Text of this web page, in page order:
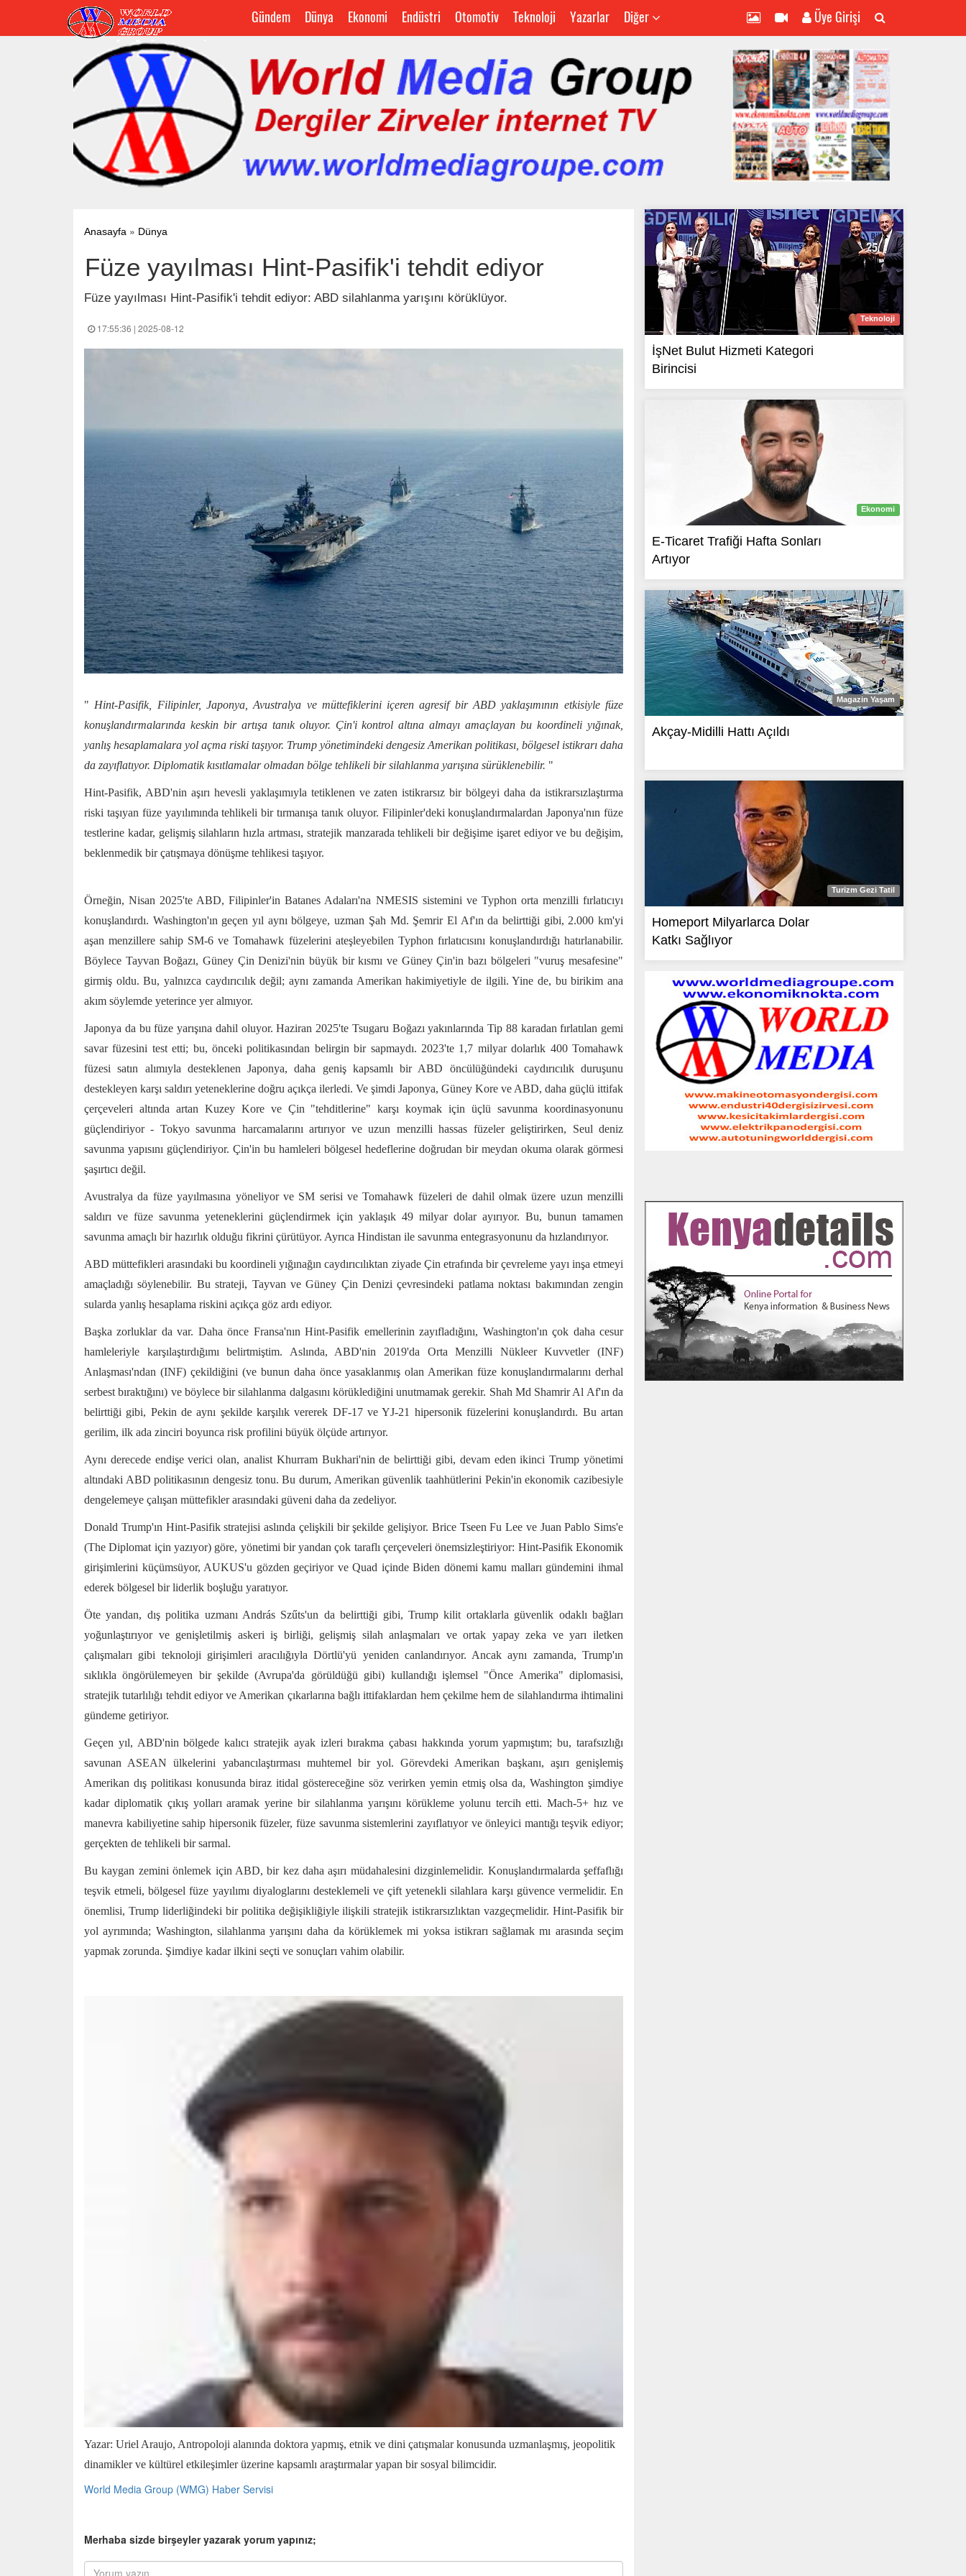
Gündem Dünya Ekonomi Endüstri Otomotiv Teknoloji Yazarlar Diğer Üye Girişi
Anasayfa » Dünya
Füze yayılması Hint-Pasifik'i tehdit ediyor
Füze yayılması Hint-Pasifik'i tehdit ediyor: ABD silahlanma yarışını körüklüyor.
17:55:36 | 2025-08-12
" Hint-Pasifik, Filipinler, Japonya, Avustralya ve müttefiklerini içeren agresif bir ABD yaklaşımının etkisiyle füze
konuşlandırmalarında keskin bir artışa tanık oluyor. Çin'i kontrol altına almayı amaçlayan bu koordineli yığınak,
yanlış hesaplamalara yol açma riski taşıyor. Trump yönetimindeki dengesiz Amerikan politikası, bölgesel istikrarı daha
da zayıflatıyor. Diplomatik kısıtlamalar olmadan bölge tehlikeli bir silahlanma yarışına sürüklenebilir. "
Hint-Pasifik, ABD'nin aşırı hevesli yaklaşımıyla tetiklenen ve zaten istikrarsız bir bölgeyi daha da istikrarsızlaştırma
riski taşıyan füze yayılımında tehlikeli bir tırmanışa tanık oluyor. Filipinler'deki konuşlandırmalardan Japonya'nın füze
testlerine kadar, gelişmiş silahların hızla artması, stratejik manzarada tehlikeli bir değişime işaret ediyor ve bu değişim,
beklenmedik bir çatışmaya dönüşme tehlikesi taşıyor.
Örneğin, Nisan 2025'te ABD, Filipinler'in Batanes Adaları'na NMESIS sistemini ve Typhon orta menzilli fırlatıcıyı
konuşlandırdı. Washington'ın geçen yıl aynı bölgeye, uzman Şah Md. Şemrir El Af'ın da belirttiği gibi, 2.000 km'yi
aşan menzillere sahip SM-6 ve Tomahawk füzelerini ateşleyebilen Typhon fırlatıcısını konuşlandırdığı hatırlanabilir.
Böylece Tayvan Boğazı, Güney Çin Denizi'nin büyük bir kısmı ve Güney Çin'in bazı bölgeleri "vuruş mesafesine"
girmiş oldu. Bu, yalnızca caydırıcılık değil; aynı zamanda Amerikan hakimiyetiyle de ilgili. Yine de, bu birikim ana
akım söylemde yeterince yer almıyor.
Japonya da bu füze yarışına dahil oluyor. Haziran 2025'te Tsugaru Boğazı yakınlarında Tip 88 karadan fırlatılan gemi
savar füzesini test etti; bu, önceki politikasından belirgin bir sapmaydı. 2023'te 1,7 milyar dolarlık 400 Tomahawk
füzesi satın alımıyla desteklenen Japonya, daha geniş kapsamlı bir ABD öncülüğündeki caydırıcılık duruşunu
destekleyen karşı saldırı yeteneklerine doğru açıkça ilerledi. Ve şimdi Japonya, Güney Kore ve ABD, daha güçlü ittifak
çerçeveleri altında artan Kuzey Kore ve Çin "tehditlerine" karşı koymak için üçlü savunma koordinasyonunu
güçlendiriyor - Tokyo savunma harcamalarını artırıyor ve uzun menzilli hassas füzeler geliştirirken, Seul deniz
savunma yapısını güçlendiriyor. Çin'in bu hamleleri bölgesel hedeflerine doğrudan bir meydan okuma olarak görmesi
şaşırtıcı değil.
Avustralya da füze yayılmasına yöneliyor ve SM serisi ve Tomahawk füzeleri de dahil olmak üzere uzun menzilli
saldırı ve füze savunma yeteneklerini güçlendirmek için yaklaşık 49 milyar dolar ayırıyor. Bu, bunun tamamen
savunma amaçlı bir hazırlık olduğu fikrini çürütüyor. Ayrıca Hindistan ile savunma entegrasyonunu da hızlandırıyor.
ABD müttefikleri arasındaki bu koordineli yığınağın caydırıcılıktan ziyade Çin etrafında bir çevreleme yayı inşa etmeyi
amaçladığı söylenebilir. Bu strateji, Tayvan ve Güney Çin Denizi çevresindeki patlama noktası bakımından zengin
sularda yanlış hesaplama riskini açıkça göz ardı ediyor.
Başka zorluklar da var. Daha önce Fransa'nın Hint-Pasifik emellerinin zayıfladığını, Washington'ın çok daha cesur
hamleleriyle karşılaştırdığımı belirtmiştim. Aslında, ABD'nin 2019'da Orta Menzilli Nükleer Kuvvetler (INF)
Anlaşması'ndan (INF) çekildiğini (ve bunun daha önce yasaklanmış olan Amerikan füze konuşlandırmalarını derhal
serbest bıraktığını) ve böylece bir silahlanma dalgasını körüklediğini unutmamak gerekir. Shah Md Shamrir Al Af'ın da
belirttiği gibi, Pekin de aynı şekilde karşılık vererek DF-17 ve YJ-21 hipersonik füzelerini konuşlandırdı. Bu artan
gerilim, ilk ada zinciri boyunca risk profilini büyük ölçüde artırıyor.
Aynı derecede endişe verici olan, analist Khurram Bukhari'nin de belirttiği gibi, devam eden ikinci Trump yönetimi
altındaki ABD politikasının dengesiz tonu. Bu durum, Amerikan güvenlik taahhütlerini Pekin'in ekonomik cazibesiyle
dengelemeye çalışan müttefikler arasındaki güveni daha da zedeliyor.
Donald Trump'ın Hint-Pasifik stratejisi aslında çelişkili bir şekilde gelişiyor. Brice Tseen Fu Lee ve Juan Pablo Sims'e
(The Diplomat için yazıyor) göre, yönetimi bir yandan çok taraflı çerçeveleri önemsizleştiriyor: Hint-Pasifik Ekonomik
girişimlerini küçümsüyor, AUKUS'u gözden geçiriyor ve Quad içinde Biden dönemi kamu malları gündemini ihmal
ederek bölgesel bir liderlik boşluğu yaratıyor.
Öte yandan, dış politika uzmanı András Szűts'un da belirttiği gibi, Trump kilit ortaklarla güvenlik odaklı bağları
yoğunlaştırıyor ve genişletilmiş askeri iş birliği, gelişmiş silah anlaşmaları ve ortak yapay zeka ve yarı iletken
çalışmaları gibi teknoloji girişimleri aracılığıyla Dörtlü'yü yeniden canlandırıyor. Ancak aynı zamanda, Trump'ın
sıklıkla öngörülemeyen bir şekilde (Avrupa'da görüldüğü gibi) kullandığı işlemsel "Önce Amerika" diplomasisi,
stratejik tutarlılığı tehdit ediyor ve Amerikan çıkarlarına bağlı ittifaklardan hem çekilme hem de silahlandırma ihtimalini
gündeme getiriyor.
Geçen yıl, ABD'nin bölgede kalıcı stratejik ayak izleri bırakma çabası hakkında yorum yapmıştım; bu, tarafsızlığı
savunan ASEAN ülkelerini yabancılaştırması muhtemel bir yol. Görevdeki Amerikan başkanı, aşırı genişlemiş
Amerikan dış politikası konusunda biraz itidal göstereceğine söz verirken yemin etmiş olsa da, Washington şimdiye
kadar diplomatik çıkış yolları aramak yerine bir silahlanma yarışını körükleme yolunu tercih etti. Mach-5+ hız ve
manevra kabiliyetine sahip hipersonik füzeler, füze savunma sistemlerini zayıflatıyor ve önleyici mantığı teşvik ediyor;
gerçekten de tehlikeli bir sarmal.
Bu kaygan zemini önlemek için ABD, bir kez daha aşırı müdahalesini dizginlemelidir. Konuşlandırmalarda şeffaflığı
teşvik etmeli, bölgesel füze yayılımı diyaloglarını desteklemeli ve çift yetenekli silahlara karşı güvence vermelidir. En
önemlisi, Trump liderliğindeki bir politika değişikliğiyle ilişkili stratejik istikrarsızlıktan vazgeçmelidir. Hint-Pasifik bir
yol ayrımında; Washington, silahlanma yarışını daha da körüklemek mi yoksa istikrarı sağlamak mı arasında seçim
yapmak zorunda. Şimdiye kadar ilkini seçti ve sonuçları vahim olabilir.
Yazar: Uriel Araujo, Antropoloji alanında doktora yapmış, etnik ve dini çatışmalar konusunda uzmanlaşmış, jeopolitik
dinamikler ve kültürel etkileşimler üzerine kapsamlı araştırmalar yapan bir sosyal bilimcidir.
World Media Group (WMG) Haber Servisi
Merhaba sizde birşeyler yazarak yorum yapınız;
Teknoloji
İşNet Bulut Hizmeti Kategori
Birincisi
Ekonomi
E-Ticaret Trafiği Hafta Sonları
Artıyor
Magazin Yaşam
Akçay-Midilli Hattı Açıldı
Turizm Gezi Tatil
Homeport Milyarlarca Dolar
Katkı Sağlıyor